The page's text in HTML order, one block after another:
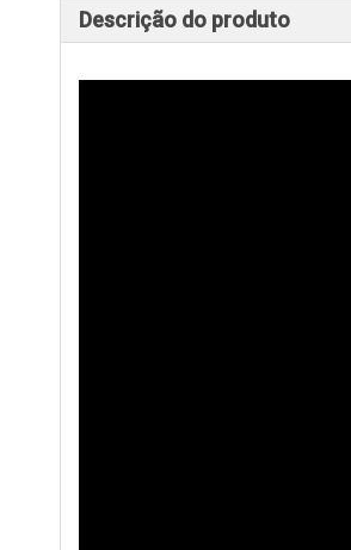
Descrição do produto